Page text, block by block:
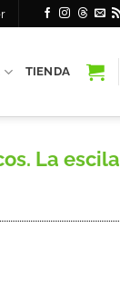
TIENDA
La escila